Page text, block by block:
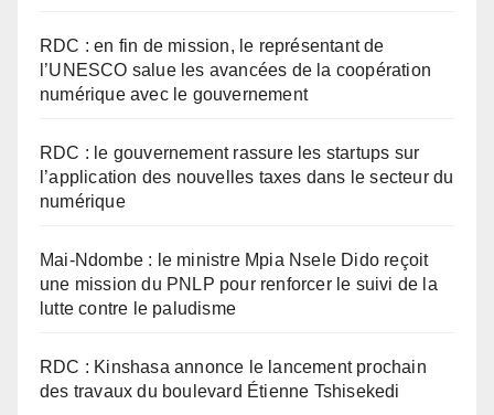
RDC : en fin de mission, le représentant de
l’UNESCO salue les avancées de la coopération
numérique avec le gouvernement
RDC : le gouvernement rassure les startups sur
l’application des nouvelles taxes dans le secteur du
numérique
Mai-Ndombe : le ministre Mpia Nsele Dido reçoit
une mission du PNLP pour renforcer le suivi de la
lutte contre le paludisme
RDC : Kinshasa annonce le lancement prochain
des travaux du boulevard Étienne Tshisekedi